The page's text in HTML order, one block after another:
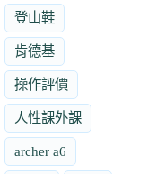
登山鞋
肯德基
操作評價
人性課外課
archer a6